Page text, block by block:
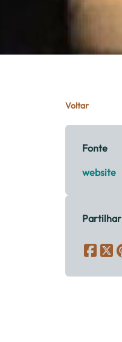
Voltar
Fonte
website
Partilhar